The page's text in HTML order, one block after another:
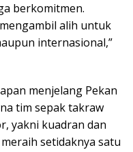
berkomitmen.
alih untuk
internasional,”
menjelang Pekan
tim sepak takraw
yakni kuadran dan
setidaknya satu